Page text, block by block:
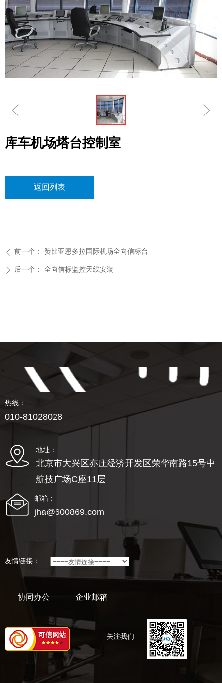
ꁆ ꁇ
库车机场塔台控制室
返回列表
ꄴ 前一个： 赞比亚恩多拉国际机场全向信标台
ꄲ 后一个： 全向信标监控天线安装
热线：
010-81028028
地址：
北京市大兴区亦庄经济开发区荣华南路15号中
航技广场C座11层
邮箱：
jha@600869.com
友情链接：
协同办公 企业邮箱
关注我们